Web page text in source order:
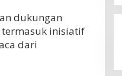
dukungan
termasuk inisiatif
dari